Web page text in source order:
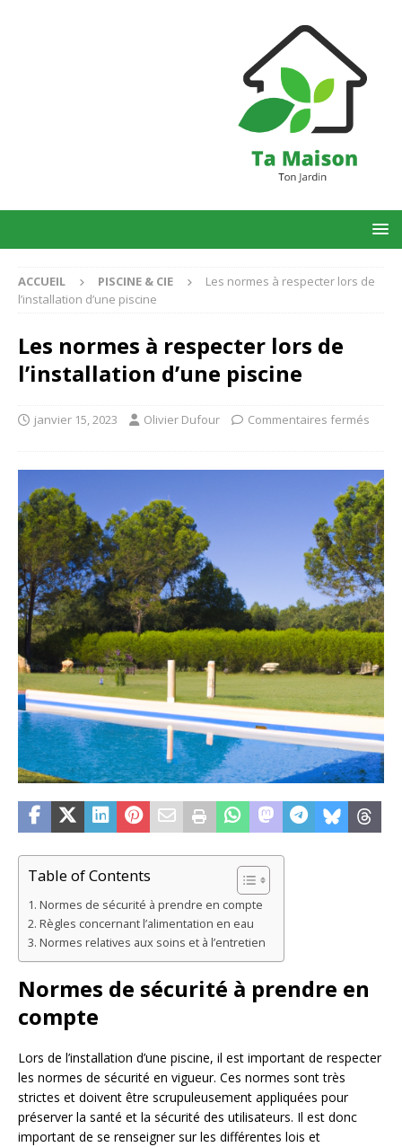
ACCUEIL PISCINE & CIE
Les normes à respecter lors de
l’installation d’une piscine
Les normes à respecter lors de
l’installation d’une piscine
janvier 15, 2023 Olivier Dufour Commentaires fermés
Table of Contents
Normes de sécurité à prendre en compte
Règles concernant l’alimentation en eau
Normes relatives aux soins et à l’entretien
Normes de sécurité à prendre en
compte
Lors de l’installation d’une piscine, il est important de respecter
les normes de sécurité en vigueur. Ces normes sont très
strictes et doivent être scrupuleusement appliquées pour
préserver la santé et la sécurité des utilisateurs. Il est donc
important de se renseigner sur les différentes lois et